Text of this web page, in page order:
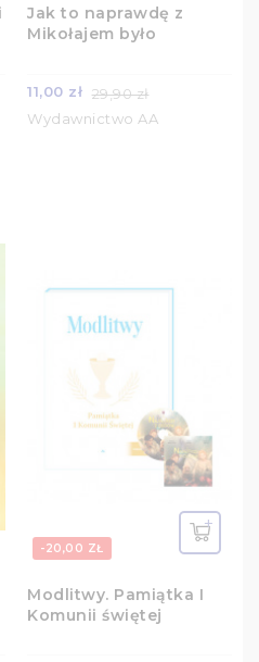
Jak to naprawdę z
Mikołajem było
11,00 zł 29,90 zł
Wydawnictwo AA
-20,00 ZŁ
Modlitwy. Pamiątka I
Komunii świętej